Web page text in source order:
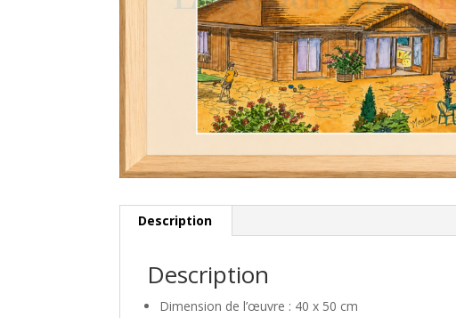
Description
Description
Dimension de l’œuvre : 40 x 50 cm